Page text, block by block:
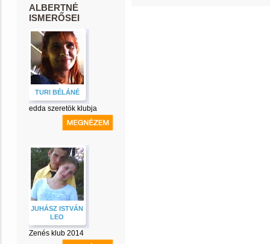
ALBERTNÉ
ISMERŐSEI
TURI BÉLÁNÉ
edda szeretök klubja
JUHÁSZ ISTVÁN
LEO
Zenés klub 2014